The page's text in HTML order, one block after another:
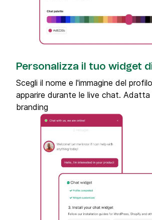
Personalizza il tuo widget
Scegli il nome e l'immagine del
apparire durante le live chat.
branding